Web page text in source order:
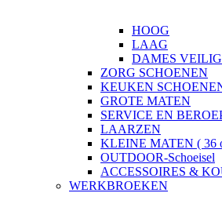
HOOG
LAAG
DAMES
ZORG SCHOENEN
KEUKEN
GROTE MATEN
SERVICE EN
LAARZEN
KLEINE MATEN ( 36
OUTDOOR-Schoeisel
ACCESSOIRES &
WERKBROEKEN